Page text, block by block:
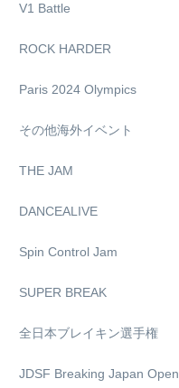
V1 Battle
ROCK HARDER
Paris 2024 Olympics
その他海外イベント
THE JAM
DANCEALIVE
Spin Control Jam
SUPER BREAK
全日本ブレイキン選手権
JDSF Breaking Japan Open